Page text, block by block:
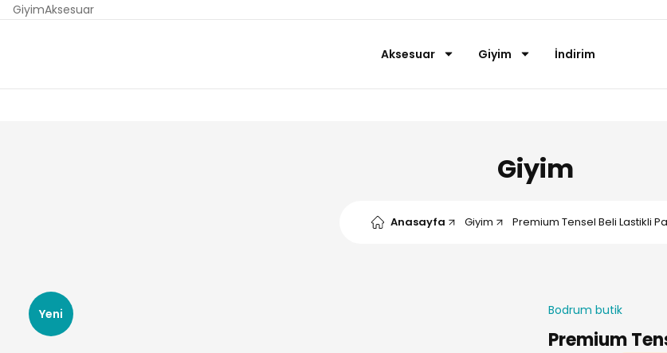
GiyimAksesuar
Aksesuar Giyim İndirim
Giyim
Anasayfa Giyim Premium Tensel Beli Lastikli
Yeni Bodrum butik
Premium